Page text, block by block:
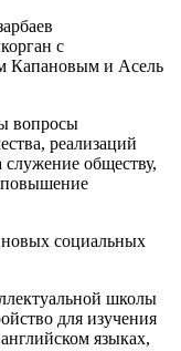
с
Капановым и Асель
вопросы
реализаций
обществу,
повышение
социальных
школы
для изучения
языках,